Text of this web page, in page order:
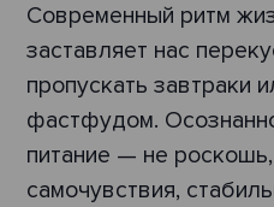
Современный ритм
заставляет нас
пропускать завтраки
фастфудом.
питание — не
самочувствия,